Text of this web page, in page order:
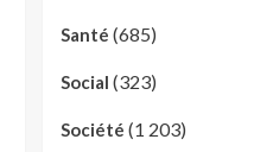
Santé (685)
Social (323)
Société (1 203)